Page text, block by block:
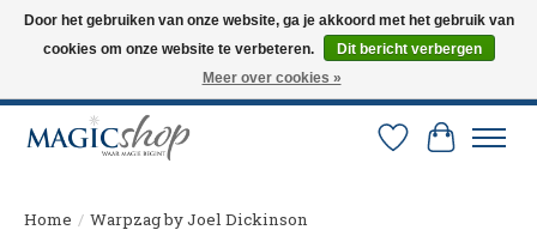
Altijd de nieuwste trucs op voorraad. Snelle verzending via PostNL en DHL.
Langskomen in onze winkel? Bel of mail om een afspraak te maken. 0251-
Verlanglijst
Home / Warpzag by Joel Dickinson
Door het gebruiken van onze website, ga je akkoord met het gebruik van
cookies om onze website te verbeteren.
Dit bericht verbergen
Meer over cookies »